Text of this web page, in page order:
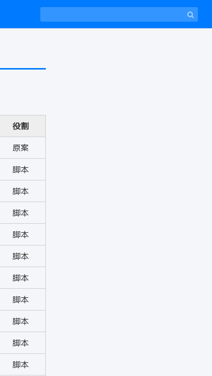
役割
原案
脚本
脚本
脚本
脚本
脚本
脚本
脚本
脚本
脚本
脚本